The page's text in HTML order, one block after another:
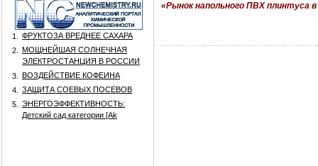
1.
ФРУКТОЗА ВРЕДНЕЕ САХАРА
2.
МОЩНЕЙШАЯ СОЛНЕЧНАЯ
ЭЛЕКТРОСТАНЦИЯ В РОССИИ
3.
ВОЗДЕЙСТВИЕ КОФЕИНА
4.
ЗАЩИТА СОЕВЫХ ПОСЕВОВ
5.
ЭНЕРГОЭФФЕКТИВНОСТЬ:
Детский сад категории [Аk
«Рынок напольного ПВХ плинтуса в